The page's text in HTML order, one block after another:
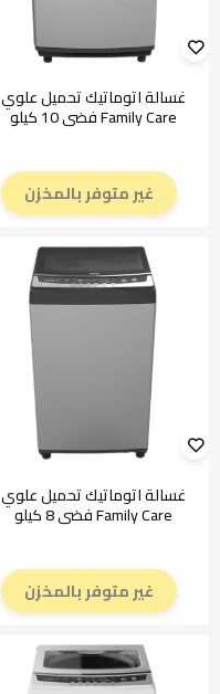
غسالة اتوماتيك تحميل علوي
Family Care فضي 10 كيلو
غير متوفر بالمخزن
غسالة اتوماتيك تحميل علوي
Family Care فضي 8 كيلو
غير متوفر بالمخزن